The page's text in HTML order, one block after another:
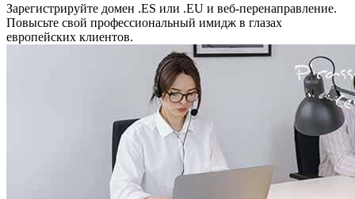
Зарегистрируйте домен .ES или .EU и веб-перенаправление.
Повысьте свой профессиональный имидж в глазах
европейских клиентов.